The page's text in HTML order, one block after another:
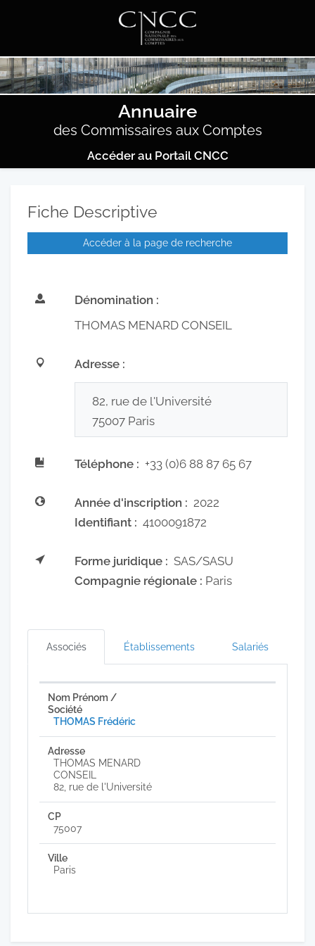
Annuaire
des Commissaires aux Comptes
Accéder au Portail CNCC
Fiche Descriptive
Accéder à la page de recherche
Dénomination :
THOMAS MENARD CONSEIL
Adresse :
82, rue de l'Université
75007 Paris
Téléphone : +33 (0)6 88 87 65 67
Année d'inscription : 2022
Identifiant : 4100091872
Forme juridique : SAS/SASU
Compagnie régionale : Paris
Associés Établissements Salariés
THOMAS Frédéric
THOMAS MENARD
CONSEIL
82, rue de l'Université
75007
Paris